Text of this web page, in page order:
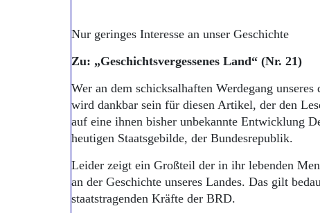
Nur geringes Interesse an unser Geschichte
Zu: „Geschichtsvergessenes Land“ (Nr. 21)
Wer an dem schicksalhaften Werdegang
wird dankbar sein für diesen Artikel, der den
auf eine ihnen bisher unbekannte Entwicklung
heutigen Staatsgebilde, der Bundesrepublik.
Leider zeigt ein Großteil der in ihr lebenden
an der Geschichte unseres Landes. Das gilt
staatstragenden Kräfte der BRD.